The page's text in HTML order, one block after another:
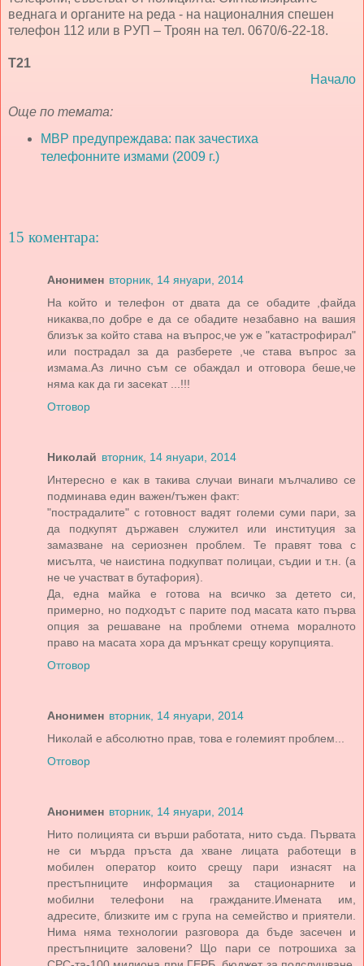
веднага и органите на реда - на националния спешен
телефон 112 или в РУП – Троян на тел. 0670/6-22-18.
Т21
Начало
Още по темата:
МВР предупреждава: пак зачестиха
телефонните измами (2009 г.)
15 коментара:
Анонимен вторник, 14 януари, 2014
На който и телефон от двата да се обадите ,файда
никаква,по добре е да се обадите незабавно на вашия
близък за който става на въпрос,че уж е "катастрофирал"
или пострадал за да разберете ,че става въпрос за
измама.Аз лично съм се обаждал и отговора беше,че
няма как да ги засекат ...!!!
Отговор
Николай вторник, 14 януари, 2014
Интересно е как в такива случаи винаги мълчаливо се
подминава един важен/тъжен факт:
"пострадалите" с готовност вадят големи суми пари, за
да подкупят държавен служител или институция за
замазване на сериознен проблем. Те правят това с
мисълта, че наистина подкупват полицаи, съдии и т.н. (а
не че участват в бутафория).
Да, една майка е готова на всичко за детето си,
примерно, но подходът с парите под масата като първа
опция за решаване на проблеми отнема моралното
право на масата хора да мрънкат срещу корупцията.
Отговор
Анонимен вторник, 14 януари, 2014
Николай е абсолютно прав, това е големият проблем...
Отговор
Анонимен вторник, 14 януари, 2014
Нито полицията си върши работата, нито съда. Първата
не си мърда пръста да хване лицата работещи в
мобилен оператор които срещу пари изнасят на
престъпниците информация за стационарните и
мобилни телефони на гражданите.Имената им,
адресите, близките им с група на семейство и приятели.
Нима няма технологии разговора да бъде засечен и
престъпниците заловени? Що пари се потрошиха за